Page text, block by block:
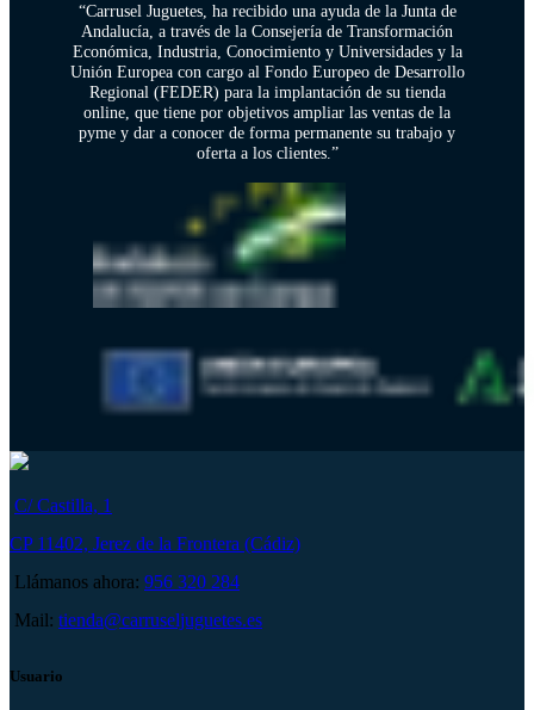
“Carrusel Juguetes, ha recibido una ayuda de la Junta de
Andalucía, a través de la Consejería de Transformación
Económica, Industria, Conocimiento y Universidades y la
Unión Europea con cargo al Fondo Europeo de Desarrollo
Regional (FEDER) para la implantación de su tienda
online, que tiene por objetivos ampliar las ventas de la
pyme y dar a conocer de forma permanente su trabajo y
oferta a los clientes.”
C/ Castilla, 1
CP 11402, Jerez de la Frontera (Cádiz)
Llámanos ahora: 956 320 284
Mail: tienda@carruseljuguetes.es
Usuario